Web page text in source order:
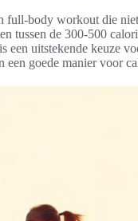
full-body workout die
tussen de 300-500
een uitstekende keuze
een goede manier voor